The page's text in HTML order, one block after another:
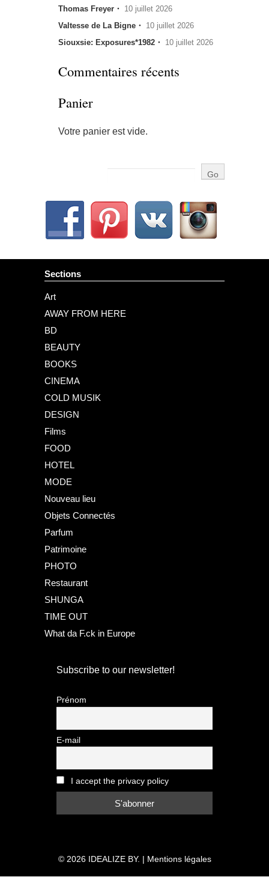
Thomas Freyer・ 10 juillet 2026
Valtesse de La Bigne・ 10 juillet 2026
Siouxsie: Exposures*1982・ 10 juillet 2026
Commentaires récents
Panier
Votre panier est vide.
Sections
Art
AWAY FROM HERE
BD
BEAUTY
BOOKS
CINEMA
COLD MUSIK
DESIGN
Films
FOOD
HOTEL
MODE
Nouveau lieu
Objets Connectés
Parfum
Patrimoine
PHOTO
Restaurant
SHUNGA
TIME OUT
What da F.ck in Europe
Subscribe to our newsletter!
Prénom
E-mail
I accept the privacy policy
© 2026 IDEALIZE BY. | Mentions légales